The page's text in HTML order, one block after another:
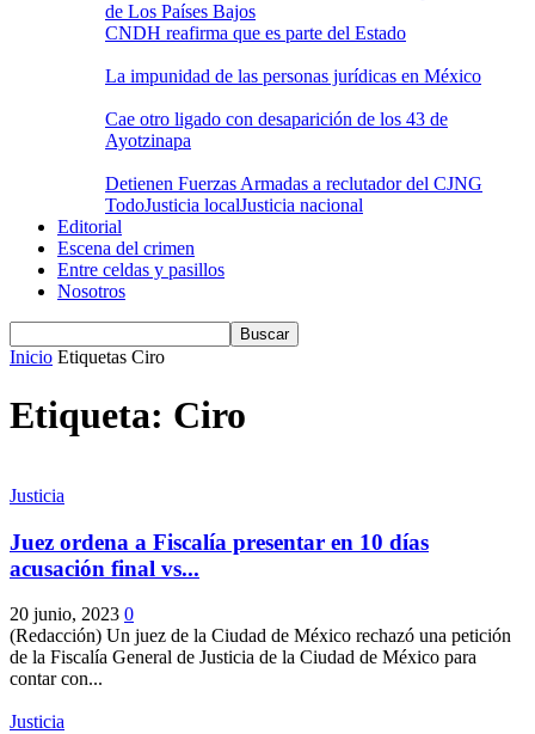
CNDH reafirma que es parte del Estado
La impunidad de las personas jurídicas en México
Cae otro ligado con desaparición de los 43 de
Ayotzinapa
Detienen Fuerzas Armadas a reclutador del CJNG
TodoJusticia localJusticia nacional
Editorial
Escena del crimen
Entre celdas y pasillos
Nosotros
Inicio Etiquetas Ciro
Etiqueta: Ciro
Justicia
Juez ordena a Fiscalía presentar en 10 días
acusación final vs...
20 junio, 2023 0
(Redacción) Un juez de la Ciudad de México rechazó una petición
de la Fiscalía General de Justicia de la Ciudad de México para
contar con...
Justicia